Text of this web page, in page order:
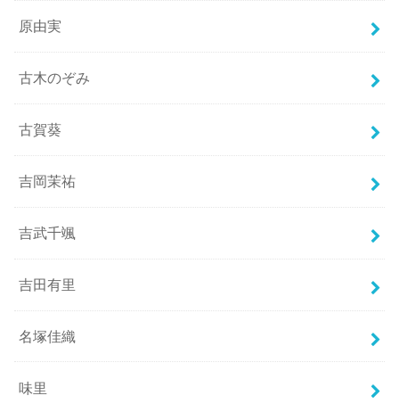
原由実
古木のぞみ
古賀葵
吉岡茉祐
吉武千颯
吉田有里
名塚佳織
味里